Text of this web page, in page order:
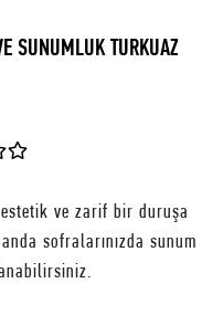
SUNUMLUK TURKUAZ
estetik ve zarif bir duruşa
sofralarınızda sunum